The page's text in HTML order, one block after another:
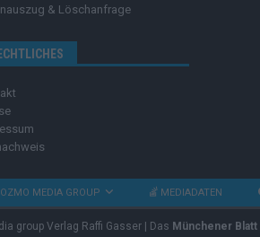
& Löschanfrage
MEDIA GROUP MEDIADATEN
group Verlag Raffi Gasser | Das Münchener Blatt